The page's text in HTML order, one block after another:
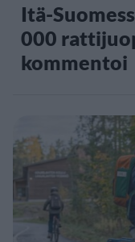
Itä-
000
kommentoi